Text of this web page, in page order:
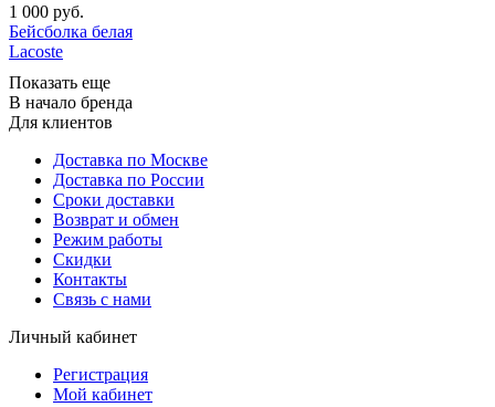
1 000 руб.
Бейсболка белая
Lacoste
Показать еще
В начало бренда
Для клиентов
Доставка по Москве
Доставка по России
Сроки доставки
Возврат и обмен
Режим работы
Скидки
Контакты
Связь с нами
Личный кабинет
Регистрация
Мой кабинет